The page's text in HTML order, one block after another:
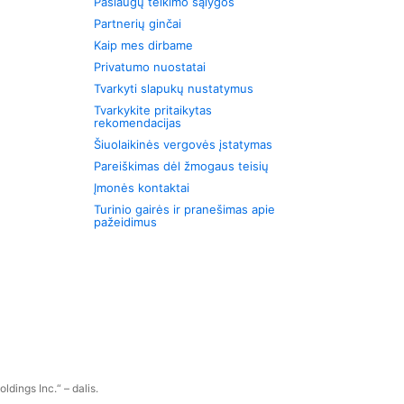
Partnerių ginčai
Kaip mes dirbame
Privatumo nuostatai
Tvarkyti slapukų nustatymus
Tvarkykite pritaikytas
rekomendacijas
Šiuolaikinės vergovės įstatymas
Pareiškimas dėl žmogaus teisių
Įmonės kontaktai
Turinio gairės ir pranešimas apie
pažeidimus
Inc.“ – dalis.